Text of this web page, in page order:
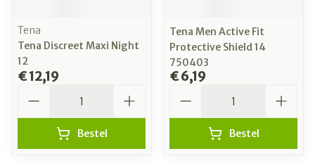
Tena
Tena Discreet Maxi Night
12
€ 12,19
Bestel
Tena Men Active Fit
Protective Shield 14
750403
€ 6,19
Bestel